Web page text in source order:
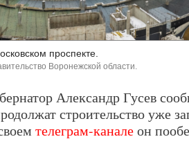
проспекте.
Воронежской области.
Александр Гусев
строительство уже
телеграм-каналеон